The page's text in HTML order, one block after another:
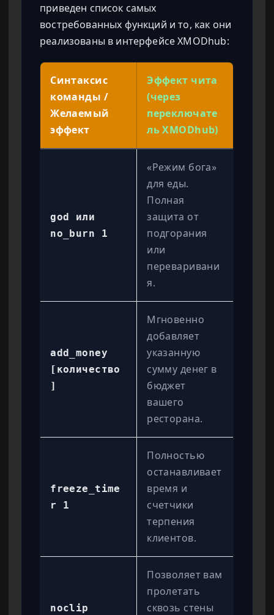
приведен список самых
востребованных функций и то, как они
реализованы в интерфейсе XMODhub:
Синтаксис
команды /
Желаемый
эффект
Эффект чита
(через
переключате
ль XMODhub)
god или
no_burn 1
«Режим бога»
для еды.
Полная
защита от
подгорания
или
переваривани
я.
add_money
[количество
]
Мгновенно
добавляет
указанную
сумму денег в
бюджет
вашего
ресторана.
freeze_time
r 1
Полностью
останавливает
время и
счетчики
терпения
клиентов.
noclip
Позволяет вам
пролетать
сквозь стены